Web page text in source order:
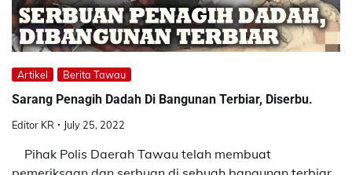
Artikel Berita Tawau
Sarang Penagih Dadah Di Bangunan Terbiar, Diserbu.
Editor KR July 25, 2022
Pihak Polis Daerah Tawau telah membuat